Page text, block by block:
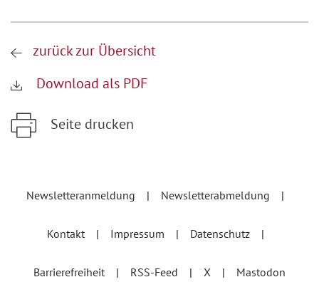
zurück zur Übersicht
Download als PDF
Seite drucken
Newsletteranmeldung
Newsletterabmeldung
Kontakt Impressum Datenschutz
Barrierefreiheit RSS-Feed X Mastodon